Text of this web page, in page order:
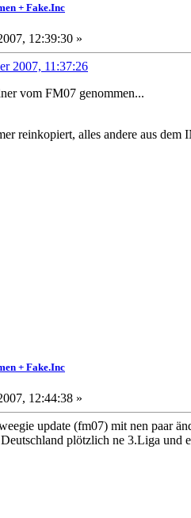
+ Fake.Inc
12:39:30 »
2007, 11:37:26
vom FM07 genommen...
reinkopiert, alles andere aus dem
+ Fake.Inc
12:44:38 »
update (fm07) mit nen paar
plötzlich ne 3.Liga und